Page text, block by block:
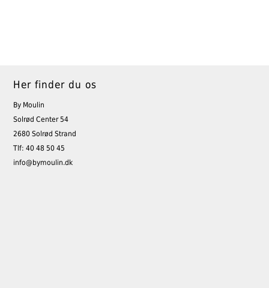
Her finder du os
By Moulin
Solrød Center 54
2680 Solrød Strand
Tlf: 40 48 50 45
info@bymoulin.dk